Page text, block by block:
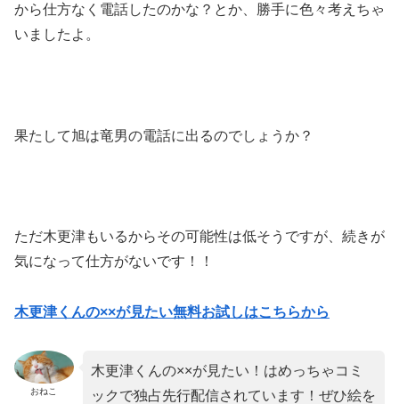
から仕方なく電話したのかな？とか、勝手に色々考えちゃ
いましたよ。
果たして旭は竜男の電話に出るのでしょうか？
ただ木更津もいるからその可能性は低そうですが、続きが
気になって仕方がないです！！
木更津くんの××が見たい無料お試しはこちらから
おねこ
木更津くんの××が見たい！はめっちゃコミ
ックで独占先行配信されています！ぜひ絵を